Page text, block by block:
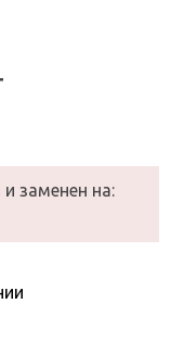
заменен на: